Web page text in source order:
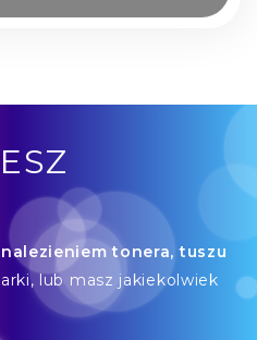
tonera, tuszu
lub masz jakiekolwiek